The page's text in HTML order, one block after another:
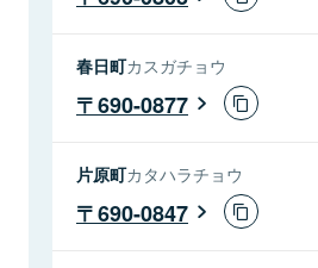
春日町カスガチョウ
690-0877
片原町カタハラチョウ
690-0847